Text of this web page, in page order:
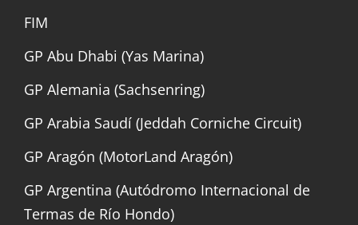
FIM
GP Abu Dhabi (Yas Marina)
GP Alemania (Sachsenring)
GP Arabia Saudí (Jeddah Corniche Circuit)
GP Aragón (MotorLand Aragón)
GP Argentina (Autódromo Internacional de
Termas de Río Hondo)